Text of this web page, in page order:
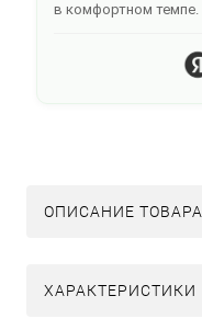
в комфортном темпе.
ОПИСАНИЕ ТОВАРА
ХАРАКТЕРИСТИКИ